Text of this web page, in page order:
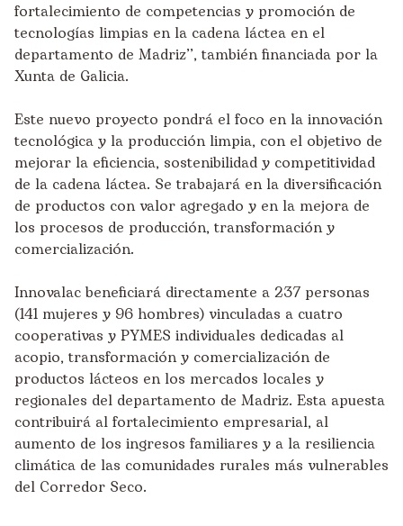
fortalecimiento de competencias y promoción de
tecnologías limpias en la cadena láctea en el
departamento de Madriz’’, también financiada por la
Xunta de Galicia.
Este nuevo proyecto pondrá el foco en la innovación
tecnológica y la producción limpia, con el objetivo de
mejorar la eficiencia, sostenibilidad y competitividad
de la cadena láctea. Se trabajará en la diversificación
de productos con valor agregado y en la mejora de
los procesos de producción, transformación y
comercialización.
Innovalac beneficiará directamente a 237 personas
(141 mujeres y 96 hombres) vinculadas a cuatro
cooperativas y PYMES individuales dedicadas al
acopio, transformación y comercialización de
productos lácteos en los mercados locales y
regionales del departamento de Madriz. Esta apuesta
contribuirá al fortalecimiento empresarial, al
aumento de los ingresos familiares y a la resiliencia
climática de las comunidades rurales más vulnerables
del Corredor Seco.